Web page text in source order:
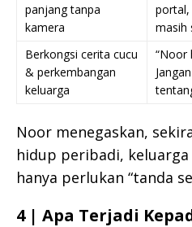
panjang tanpa
kamera
portal,
masih
Berkongsi cerita cucu
& perkembangan
keluarga
“Noor
Noor menegaskan,
hidup peribadi,
hanya perlukan “tanda
4 | Apa Terjadi